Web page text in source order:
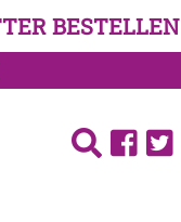
BESTELLEN